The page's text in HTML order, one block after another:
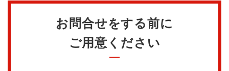
お問合せをする前に
ご用意ください